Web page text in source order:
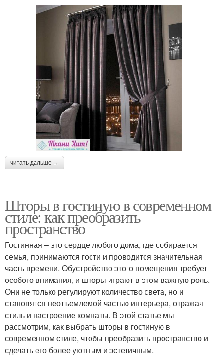
читать дальше →
Шторы в гостиную в современном
стиле: как преобразить
пространство
Гостинная – это сердце любого дома, где собирается
семья, принимаются гости и проводится значительная
часть времени. Обустройство этого помещения требует
особого внимания, и шторы играют в этом важную роль.
Они не только регулируют количество света, но и
становятся неотъемлемой частью интерьера, отражая
стиль и настроение комнаты. В этой статье мы
рассмотрим, как выбрать шторы в гостиную в
современном стиле, чтобы преобразить пространство и
сделать его более уютным и эстетичным.